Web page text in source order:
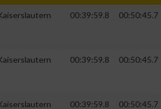
00:39:59.8 00:50:45.7
00:39:59.8 00:50:45.7
00:39:59.8 00:50:45.7